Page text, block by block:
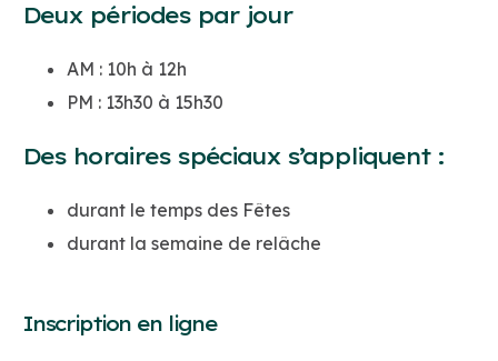
Deux périodes par jour
AM : 10h à 12h
PM : 13h30 à 15h30
Des horaires spéciaux s’appliquent :
durant le temps des Fêtes
durant la semaine de relâche
Inscription en ligne